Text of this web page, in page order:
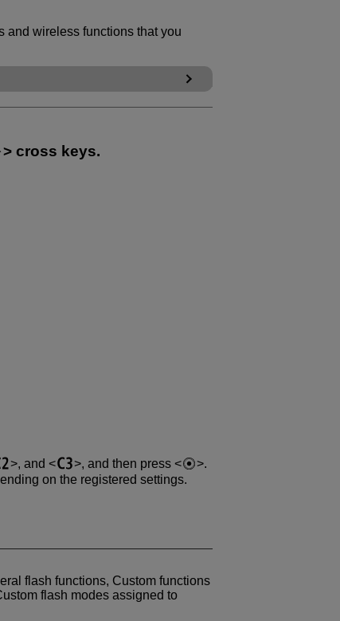
and wireless functions that you
cross keys.
, and , and then press
.
on the registered settings.
flash functions, Custom functions
flash modes assigned to